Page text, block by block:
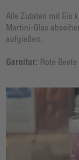
Alle Zutaten mit Eis
Martini-Glas
aufgießen.
Garnitur: Rote